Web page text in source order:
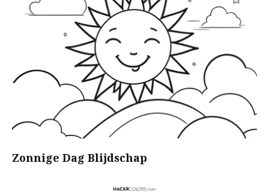
Zonnige Dag Blijdschap